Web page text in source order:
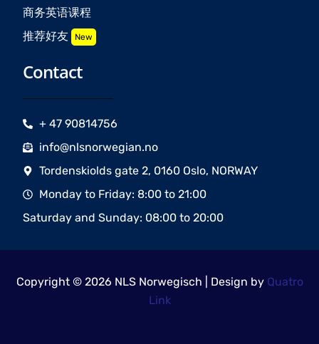
商务英语课程
推荐好友 New
Contact
+ 47 90814756
info@nlsnorwegian.no
Tordenskiolds gate 2, 0160 Oslo, NORWAY
Monday to Friday: 8:00 to 21:00
Saturday and Sunday: 08:00 to 20:00
Copyright © 2026 NLS Norwegisch | Design by Quatro
Link